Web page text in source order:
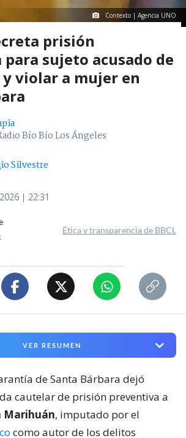
Contexto | Agencia UNO
prisión
sujeto acusado de
violar a mujer en
Bío Bío Los Ángeles
Silvestre
| 22:31
Ética y transparencia de BBCL
VER RESUMEN
de Santa Bárbara dejó
cautelar de prisión preventiva a
Marihuán, imputado por el
como autor de los delitos